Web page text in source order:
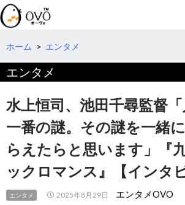
検
索
コ
テ
へ
動
ホーム > エンタメ
エンタメ
水上恒司、池田千尋監督
一番の謎。その謎を一緒
らえたらと思います」『
ックロマンス』【インタ
エンタメ 2025年8月29日 エンタメOVO